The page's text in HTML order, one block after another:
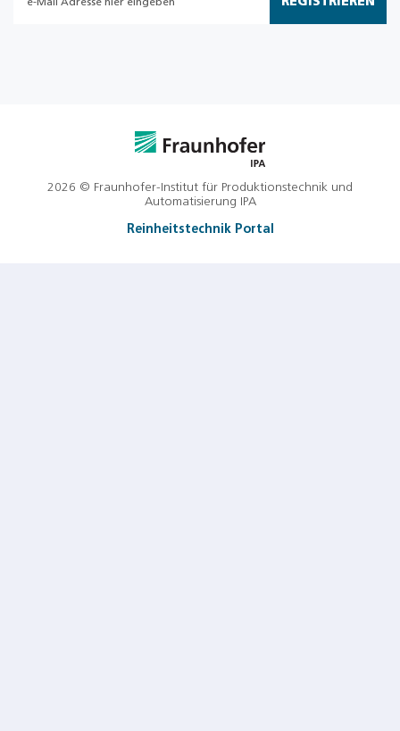
2026 © Fraunhofer-Institut für Produktionstechnik und
Automatisierung IPA
Reinheitstechnik Portal